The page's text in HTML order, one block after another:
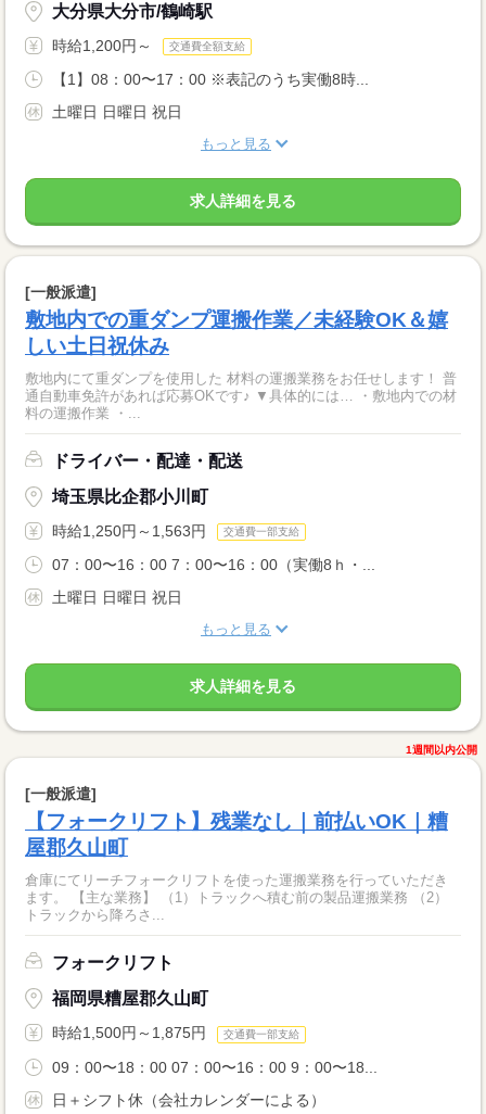
大分県大分市/鶴崎駅
時給1,200円～ 交通費全額支給
【1】08：00〜17：00 ※表記のうち実働8時...
土曜日 日曜日 祝日
もっと見る
求人詳細を見る
[一般派遣]
敷地内での重ダンプ運搬作業／未経験OK＆嬉
しい土日祝休み
敷地内にて重ダンプを使用した 材料の運搬業務をお任せします！ 普
通自動車免許があれば応募OKです♪ ▼具体的には… ・敷地内での材
料の運搬作業 ・...
ドライバー・配達・配送
埼玉県比企郡小川町
時給1,250円～1,563円 交通費一部支給
07：00〜16：00 7：00〜16：00（実働8ｈ・...
土曜日 日曜日 祝日
もっと見る
求人詳細を見る
1週間以内公開
[一般派遣]
【フォークリフト】残業なし｜前払いOK｜糟
屋郡久山町
倉庫にてリーチフォークリフトを使った運搬業務を行っていただき
ます。 【主な業務】 （1）トラックへ積む前の製品運搬業務 （2）
トラックから降ろさ...
フォークリフト
福岡県糟屋郡久山町
時給1,500円～1,875円 交通費一部支給
09：00〜18：00 07：00〜16：00 9：00〜18...
日＋シフト休（会社カレンダーによる）